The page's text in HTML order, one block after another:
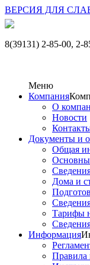
ВЕРСИЯ ДЛЯ
8(39131) 2-85-00, 2-
Меню
Компания
О
Новости
Документы и
Общая
Дома и
Тарифы
Информация
Правила